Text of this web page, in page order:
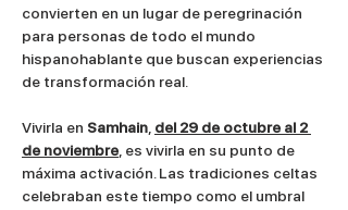
convierten en un lugar de peregrinación
para personas de todo el mundo
hispanohablante que buscan experiencias
de transformación real.
Vivirla en Samhain del 29 de octubre al 2
de noviembre , es vivirla en su punto de
máxima activación. Las tradiciones celtas
celebraban este tiempo como el umbral